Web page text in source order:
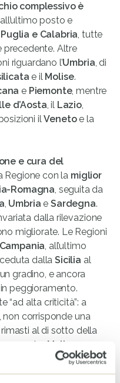
complessivo è
posto e
e Calabria, tutte
precedente. Altre
riguardano l’Umbria, di
e il Molise.
e Piemonte, mentre
d’Aosta, il Lazio,
ilVenetoe la
e cura del
Regione con la miglior
Romagna, seguita da
, Umbria e Sardegna.
dalla rilevazione
migliorate. Le Regioni
, all’ultimo
dallaSicilia al
gradino, e ancora
peggioramento.
“ad alta criticità”: a
corrisponde una
al di sotto della
anche Molise,
. Variano di
di quattro, la